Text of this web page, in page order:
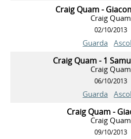
Craig Quam -
Craig Quam
02/10/2013
Guarda
Craig Quam - 1
Craig Quam
06/10/2013
Guarda
Craig Quam -
Craig Quam
09/10/2013